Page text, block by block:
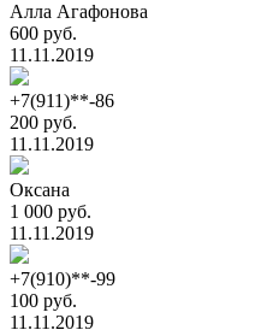
Алла Агафонова
600 руб.
11.11.2019
+7(911)**-86
200 руб.
11.11.2019
Оксана
1 000 руб.
11.11.2019
+7(910)**-99
100 руб.
11.11.2019